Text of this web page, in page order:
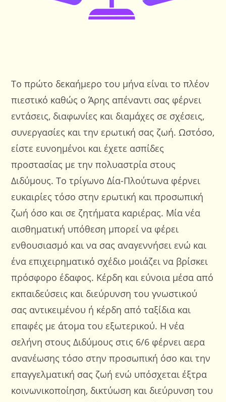
Το πρώτο δεκαήμερο του μήνα είναι το πλέον
πιεστικό καθώς ο Άρης απέναντι σας φέρνει
εντάσεις, διαφωνίες και διαμάχες σε σχέσεις,
συνεργασίες και την ερωτική σας ζωή. Ωστόσο,
είστε ευνοημένοι και έχετε ασπίδες
προστασίας με την πολυαστρία στους
Διδύμους. Το τρίγωνο Δία-Πλούτωνα φέρνει
ευκαιρίες τόσο στην ερωτική και προσωπική
ζωή όσο και σε ζητήματα καριέρας. Μία νέα
αισθηματική υπόθεση μπορεί να φέρει
ενθουσιασμό και να σας αναγεννήσει ενώ και
ένα επιχειρηματικό σχέδιο μοιάζει να βρίσκει
πρόσφορο έδαφος. Κέρδη και εύνοια μέσα από
εκπαιδεύσεις και διεύρυνση του γνωστικού
σας αντικειμένου ή κέρδη από ταξίδια και
επαφές με άτομα του εξωτερικού. Η νέα
σελήνη στους Διδύμους στις 6/6 φέρνει αερα
ανανέωσης τόσο στην προσωπική όσο και την
επαγγελματική σας ζωή ενώ υπόσχεται έξτρα
κοινωνικοποίηση, δικτύωση και διεύρυνση του